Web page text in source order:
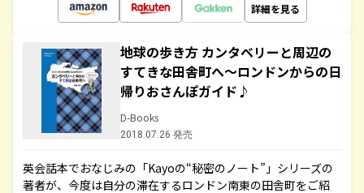
詳細を見る
地球の歩き方 カンタベリーと周辺の
すてきな田舎町へ～ロンドンからの日
帰りおさんぽガイド♪
D-Books
2018.07.26 発売
英会話本でおなじみの「Kayoの“秘密のノート”」シリーズの
著者が、今度は自分の滞在するロンドン南東の田舎町をご紹